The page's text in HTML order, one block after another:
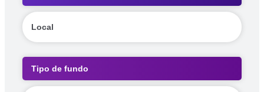
Local
Tipo de fundo